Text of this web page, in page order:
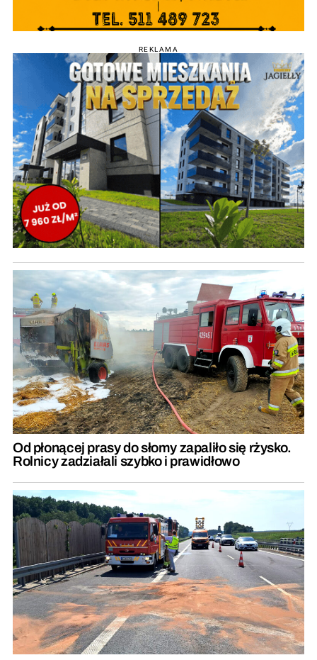
REKLAMA
Od płonącej prasy do słomy zapaliło się rżysko.
Rolnicy zadziałali szybko i prawidłowo